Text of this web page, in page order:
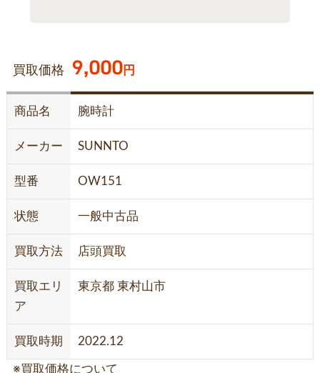
買取価格 9,000円
商品名 腕時計
メーカー SUNNTO
型番 OW151
状態 一般中古品
買取方法 店頭買取
買取エリ
ア
東京都 東村山市
買取時期 2022.12
※買取価格について